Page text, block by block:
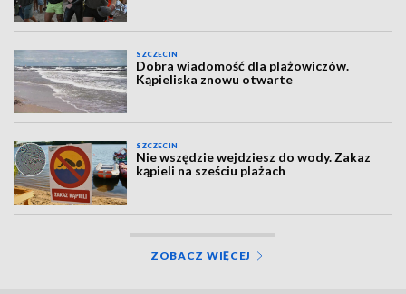
SZCZECIN
Dobra wiadomość dla plażowiczów.
Kąpieliska znowu otwarte
SZCZECIN
Nie wszędzie wejdziesz do wody. Zakaz
kąpieli na sześciu plażach
ZOBACZ WIĘCEJ